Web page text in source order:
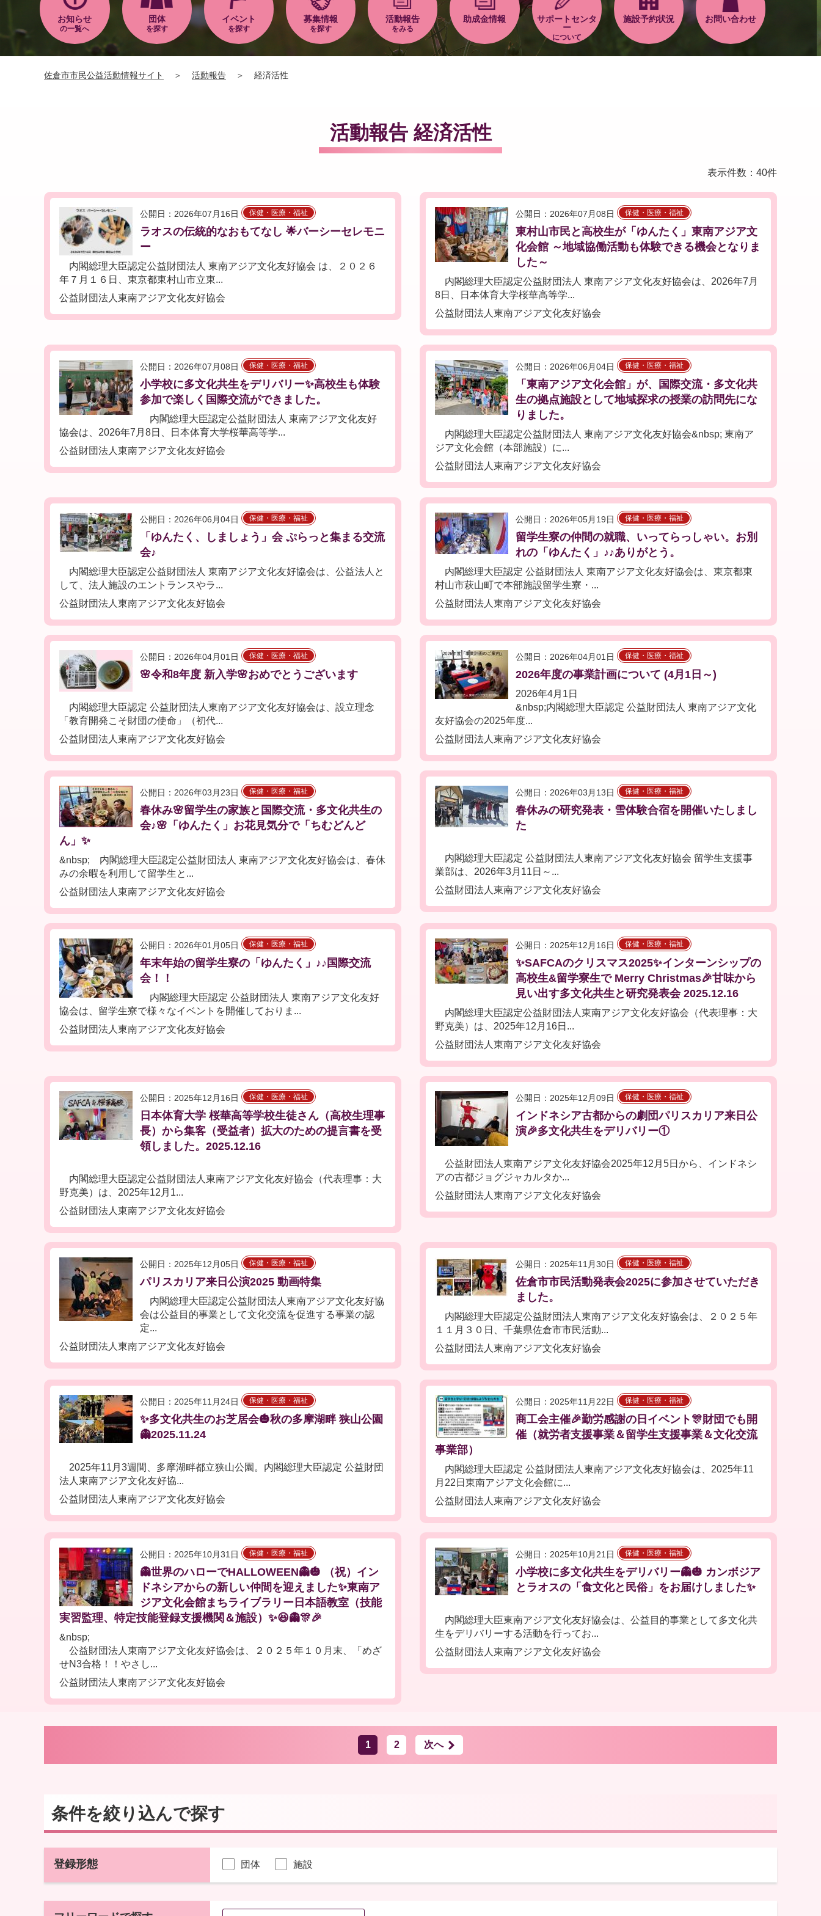
お知らせ
の一覧へ
団体
を探す
イベント
を探す
募集情報
を探す
活動報告
をみる
助成金情報
サポートセンタ
ー
について
施設予約状況 お問い合わせ
佐倉市市民公益活動情報サイト ＞ 活動報告 ＞ 経済活性
活動報告 経済活性
表示件数：40件
公開日：2026年07月16日 保健・医療・福祉
ラオスの伝統的なおもてなし 🌟バーシーセレモニ
ー
内閣総理大臣認定公益財団法人 東南アジア文化友好協会 は、２０２６
年７月１６日、東京都東村山市立東...
公益財団法人東南アジア文化友好協会
公開日：2026年07月08日 保健・医療・福祉
東村山市民と高校生が「ゆんたく」東南アジア文
化会館 ～地域協働活動も体験できる機会となりま
した～
内閣総理大臣認定公益財団法人 東南アジア文化友好協会は、2026年7月
8日、日本体育大学桜華高等学...
公益財団法人東南アジア文化友好協会
公開日：2026年07月08日 保健・医療・福祉
小学校に多文化共生をデリバリー✨高校生も体験
参加で楽しく国際交流ができました。
内閣総理大臣認定公益財団法人 東南アジア文化友好
協会は、2026年7月8日、日本体育大学桜華高等学...
公益財団法人東南アジア文化友好協会
公開日：2026年06月04日 保健・医療・福祉
「東南アジア文化会館」が、国際交流・多文化共
生の拠点施設として地域探求の授業の訪問先にな
りました。
内閣総理大臣認定公益財団法人 東南アジア文化友好協会&nbsp; 東南ア
ジア文化会館（本部施設）に...
公益財団法人東南アジア文化友好協会
公開日：2026年06月04日 保健・医療・福祉
「ゆんたく、しましょう」会 ぷらっと集まる交流
会♪
内閣総理大臣認定公益財団法人 東南アジア文化友好協会は、公益法人と
して、法人施設のエントランスやラ...
公益財団法人東南アジア文化友好協会
公開日：2026年05月19日 保健・医療・福祉
留学生寮の仲間の就職、いってらっしゃい。お別
れの「ゆんたく」♪♪ありがとう。
内閣総理大臣認定 公益財団法人 東南アジア文化友好協会は、東京都東
村山市萩山町で本部施設留学生寮・...
公益財団法人東南アジア文化友好協会
公開日：2026年04月01日 保健・医療・福祉
🌸令和8年度 新入学🌸おめでとうございます
内閣総理大臣認定 公益財団法人東南アジア文化友好協会は、設立理念
「教育開発こそ財団の使命」（初代...
公益財団法人東南アジア文化友好協会
公開日：2026年04月01日 保健・医療・福祉
2026年度の事業計画について (4月1日～)
2026年4月1日
&nbsp;内閣総理大臣認定 公益財団法人 東南アジア文化
友好協会の2025年度...
公益財団法人東南アジア文化友好協会
公開日：2026年03月23日 保健・医療・福祉
春休み🌸留学生の家族と国際交流・多文化共生の
会♪🌸「ゆんたく」お花見気分で「ちむどんど
ん」✨
&nbsp; 内閣総理大臣認定公益財団法人 東南アジア文化友好協会は、春休
みの余暇を利用して留学生と...
公益財団法人東南アジア文化友好協会
公開日：2026年03月13日 保健・医療・福祉
春休みの研究発表・雪体験合宿を開催いたしまし
た
内閣総理大臣認定 公益財団法人東南アジア文化友好協会 留学生支援事
業部は、2026年3月11日～...
公益財団法人東南アジア文化友好協会
公開日：2026年01月05日 保健・医療・福祉
年末年始の留学生寮の「ゆんたく」♪♪国際交流
会！！
内閣総理大臣認定 公益財団法人 東南アジア文化友好
協会は、留学生寮で様々なイベントを開催しておりま...
公益財団法人東南アジア文化友好協会
公開日：2025年12月16日 保健・医療・福祉
✨SAFCAのクリスマス2025✨インターンシップの
高校生&留学寮生で Merry Christmas🎉甘味から
見い出す多文化共生と研究発表会 2025.12.16
内閣総理大臣認定公益財団法人東南アジア文化友好協会（代表理事：大
野克美）は、2025年12月16日...
公益財団法人東南アジア文化友好協会
公開日：2025年12月16日 保健・医療・福祉
日本体育大学 桜華高等学校生徒さん（高校生理事
長）から集客（受益者）拡大のための提言書を受
領しました。2025.12.16
内閣総理大臣認定公益財団法人東南アジア文化友好協会（代表理事：大
野克美）は、2025年12月1...
公益財団法人東南アジア文化友好協会
公開日：2025年12月09日 保健・医療・福祉
インドネシア古都からの劇団パリスカリア来日公
演🎉多文化共生をデリバリー①
公益財団法人東南アジア文化友好協会2025年12月5日から、インドネシ
アの古都ジョグジャカルタか...
公益財団法人東南アジア文化友好協会
公開日：2025年12月05日 保健・医療・福祉
パリスカリア来日公演2025 動画特集
内閣総理大臣認定公益財団法人東南アジア文化友好協
会は公益目的事業として文化交流を促進する事業の認
定...
公益財団法人東南アジア文化友好協会
公開日：2025年11月30日 保健・医療・福祉
佐倉市市民活動発表会2025に参加させていただき
ました。
内閣総理大臣認定公益財団法人東南アジア文化友好協会は、２０２５年
１１月３０日、千葉県佐倉市市民活動...
公益財団法人東南アジア文化友好協会
公開日：2025年11月24日 保健・医療・福祉
✨多文化共生のお芝居会🎃秋の多摩湖畔 狭山公園
👻2025.11.24
2025年11月3週間、多摩湖畔都立狭山公園。内閣総理大臣認定 公益財団
法人東南アジア文化友好協...
公益財団法人東南アジア文化友好協会
公開日：2025年11月22日 保健・医療・福祉
商工会主催🎉勤労感謝の日イベント🎊財団でも開
催（就労者支援事業＆留学生支援事業＆文化交流
事業部）
内閣総理大臣認定 公益財団法人東南アジア文化友好協会は、2025年11
月22日東南アジア文化会館に...
公益財団法人東南アジア文化友好協会
公開日：2025年10月31日 保健・医療・福祉
👻世界のハローでHALLOWEEN👻🎃 （祝）イン
ドネシアからの新しい仲間を迎えました✨東南ア
ジア文化会館まちライブラリー日本語教室（技能
実習監理、特定技能登録支援機関＆施設）✨😆👻🎊🎉
&nbsp;
公益財団法人東南アジア文化友好協会は、２０２５年１０月末、「めざ
せN3合格！！やさし...
公益財団法人東南アジア文化友好協会
公開日：2025年10月21日 保健・医療・福祉
小学校に多文化共生をデリバリー👻🎃 カンボジア
とラオスの「食文化と民俗」をお届けしました✨
内閣総理大臣東南アジア文化友好協会は、公益目的事業として多文化共
生をデリバリーする活動を行ってお...
公益財団法人東南アジア文化友好協会
1 2 次へ
条件を絞り込んで探す
登録形態 団体 施設